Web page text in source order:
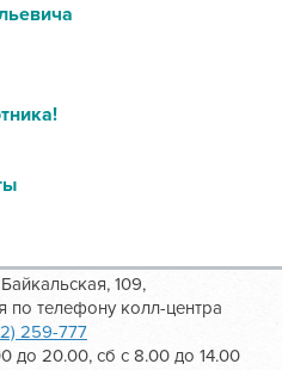
109,
по телефону колл-центра
259-777
до 20.00, сб с 8.00 до 14.00